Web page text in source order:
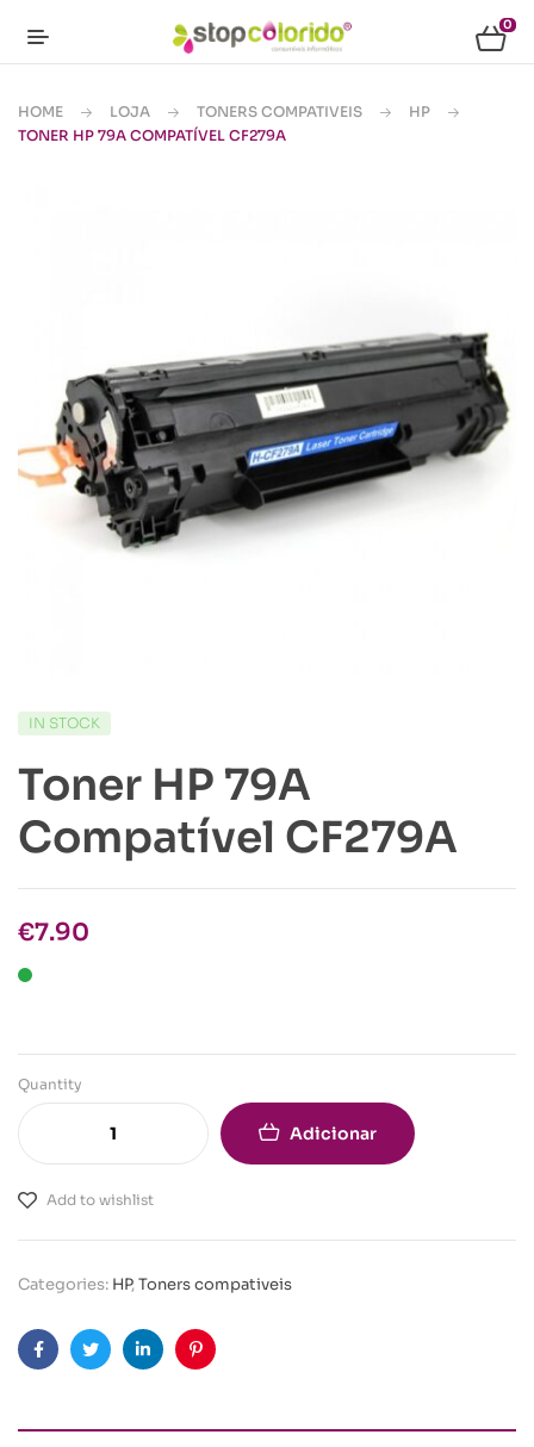
0
HOME LOJA TONERS COMPATIVEIS
HP
TONER HP 79A COMPATÍVEL CF279A
IN STOCK
Toner HP 79A
Compatível CF279A
€7.90
Quantity
Adicionar
Add to wishlist
Categories: HP,Toners compativeis
FacebookTwitterLinkedinPinterest